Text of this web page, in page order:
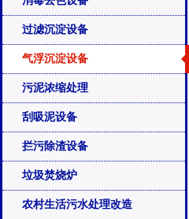
过滤沉淀设备
气浮沉淀设备
污泥浓缩处理
刮吸泥设备
拦污除渣设备
垃圾焚烧炉
农村生活污水处理改造